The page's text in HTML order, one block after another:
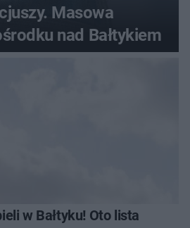
Masowa
nad Bałtykiem
w Bałtyku! Oto lista